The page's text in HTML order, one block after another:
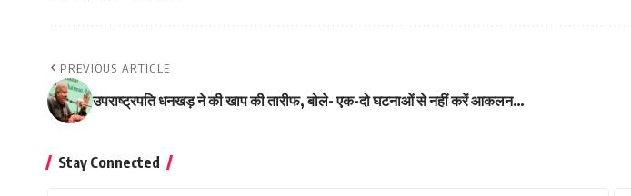
PREVIOUS ARTICLE
उपराष्ट्रपति धनखड़ ने की खाप की तारीफ, बोले- एक-दो घटनाओं से नहीं करें आकलन…
Stay Connected